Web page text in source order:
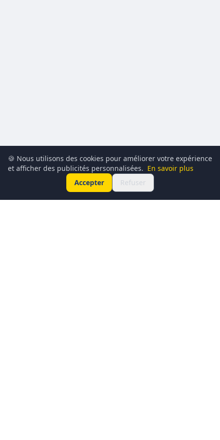
🍪 Nous utilisons des cookies pour améliorer votre expérience
et afficher des publicités personnalisées. En savoir plus
Accepter
Refuser